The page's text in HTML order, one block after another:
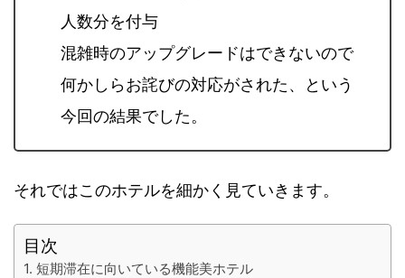
人数分を付与
混雑時のアップグレードはできないので
何かしらお詫びの対応がされた、という
今回の結果でした。
それではこのホテルを細かく見ていきます。
目次
短期滞在に向いている機能美ホテル